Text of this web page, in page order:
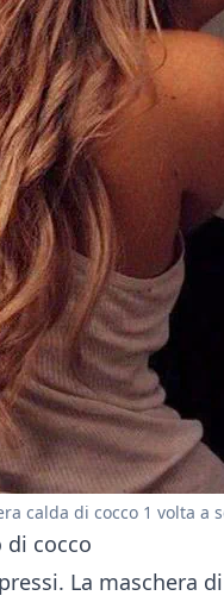
calda di cocco 1 volta a
di cocco
La maschera